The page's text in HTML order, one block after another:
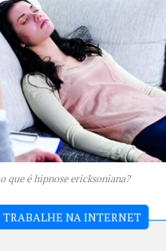
o que é hipnose ericksoniana?
TRABALHE NA INTERNET